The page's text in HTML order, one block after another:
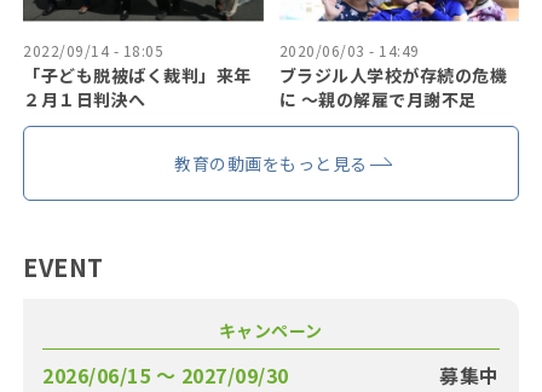
2022/09/14 - 18:05
「子ども脱被ばく裁判」来年
２月１日判決へ
2020/06/03 - 14:49
ブラジル人学校が存続の危機
に 〜親の解雇で月謝不足
教育の動画をもっと見る
EVENT
キャンペーン
2026/06/15 〜 2027/09/30
募集中